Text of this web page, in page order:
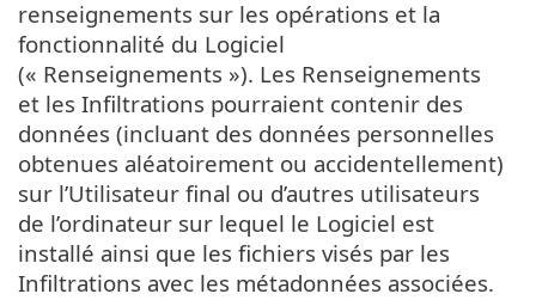
renseignements sur les opérations et la
fonctionnalité du Logiciel
(« Renseignements »). Les Renseignements
et les Infiltrations pourraient contenir des
données (incluant des données personnelles
obtenues aléatoirement ou accidentellement)
sur l’Utilisateur final ou d’autres utilisateurs
de l’ordinateur sur lequel le Logiciel est
installé ainsi que les fichiers visés par les
Infiltrations avec les métadonnées associées.